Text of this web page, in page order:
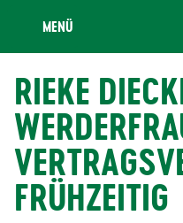
MENÜ
RIEKE
FRÜHZEITIG